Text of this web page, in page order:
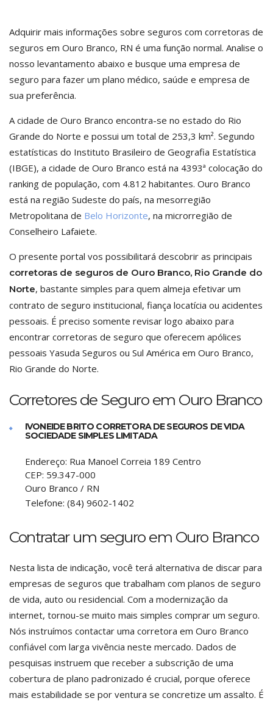
Adquirir mais informações sobre seguros com corretoras de
seguros em Ouro Branco, RN é uma função normal. Analise o
nosso levantamento abaixo e busque uma empresa de
seguro para fazer um plano médico, saúde e empresa de
sua preferência.
A cidade de Ouro Branco encontra-se no estado do Rio
Grande do Norte e possui um total de 253,3 km². Segundo
estatísticas do Instituto Brasileiro de Geografia Estatística
(IBGE), a cidade de Ouro Branco está na 4393ª colocação do
ranking de população, com 4.812 habitantes. Ouro Branco
está na região Sudeste do país, na mesorregião
Metropolitana de Belo Horizonte, na microrregião de
Conselheiro Lafaiete.
O presente portal vos possibilitará descobrir as principais
corretoras de seguros de Ouro Branco, Rio Grande do
Norte, bastante simples para quem almeja efetivar um
contrato de seguro institucional, fiança locatícia ou acidentes
pessoais. É preciso somente revisar logo abaixo para
encontrar corretoras de seguro que oferecem apólices
pessoais Yasuda Seguros ou Sul América em Ouro Branco,
Rio Grande do Norte.
Corretores de Seguro em Ouro Branco
IVONEIDE BRITO CORRETORA DE SEGUROS DE VIDA
SOCIEDADE SIMPLES LIMITADA
Endereço: Rua Manoel Correia 189 Centro
CEP: 59.347-000
Ouro Branco / RN
Telefone: (84) 9602-1402
Contratar um seguro em Ouro Branco
Nesta lista de indicação, você terá alternativa de discar para
empresas de seguros que trabalham com planos de seguro
de vida, auto ou residencial. Com a modernização da
internet, tornou-se muito mais simples comprar um seguro.
Nós instruímos contactar uma corretora em Ouro Branco
confiável com larga vivência neste mercado. Dados de
pesquisas instruem que receber a subscrição de uma
cobertura de plano padronizado é crucial, porque oferece
mais estabilidade se por ventura se concretize um assalto. É